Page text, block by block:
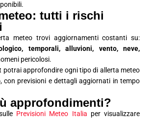
tutti i rischi
meteo trovi aggiornamenti costanti su:
temporali, alluvioni, vento, neve,
pericolosi.
potrai approfondire ogni tipo di allerta meteo
con previsioni e dettagli aggiornati in tempo
approfondimenti?
Previsioni Meteo Italia per visualizzare